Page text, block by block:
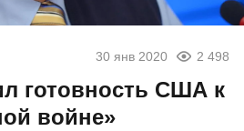
30 янв 2020 2 498
готовность США к
войне»